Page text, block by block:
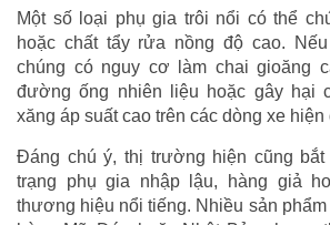
Một số loại phụ gia trôi nổi có thể
hoặc chất tẩy rửa nồng độ cao.
chúng có nguy cơ làm chai gioăng
đường ống nhiên liệu hoặc gây hại
xăng áp suất cao trên các dòng xe hiện
Đáng chú ý, thị trường hiện cũng bắt
trạng phụ gia nhập lậu, hàng giả
thương hiệu nổi tiếng. Nhiều sản